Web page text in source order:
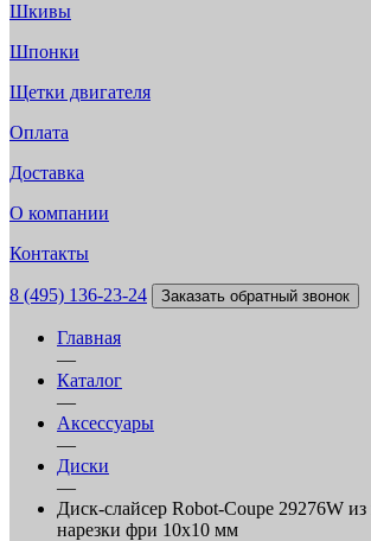
Шкивы
Шпонки
Щетки двигателя
Оплата
Доставка
О компании
Контакты
8 (495) 136-23-24 Заказать обратный звонок
Главная
—
Каталог
—
Аксессуары
—
Диски
—
Диск-слайсер Robot-Coupe 29276W из
нарезки фри 10х10 мм